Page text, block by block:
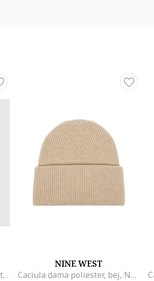
Caciula dama bej, M, stil sportiv, sezon toamna-iarna
NINE WEST
Caciula dama poliester, bej, NOSIZE